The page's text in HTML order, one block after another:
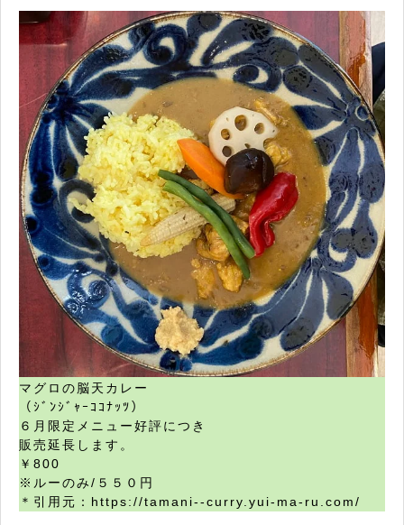
マグロの脳天カレー
（ｼﾞﾝｼﾞｬｰｺｺﾅｯﾂ）
６月限定メニュー好評につき
販売延長します。
￥800
※ルーのみ/５５０円
＊引用元：https://tamani--curry.yui-ma-ru.com/